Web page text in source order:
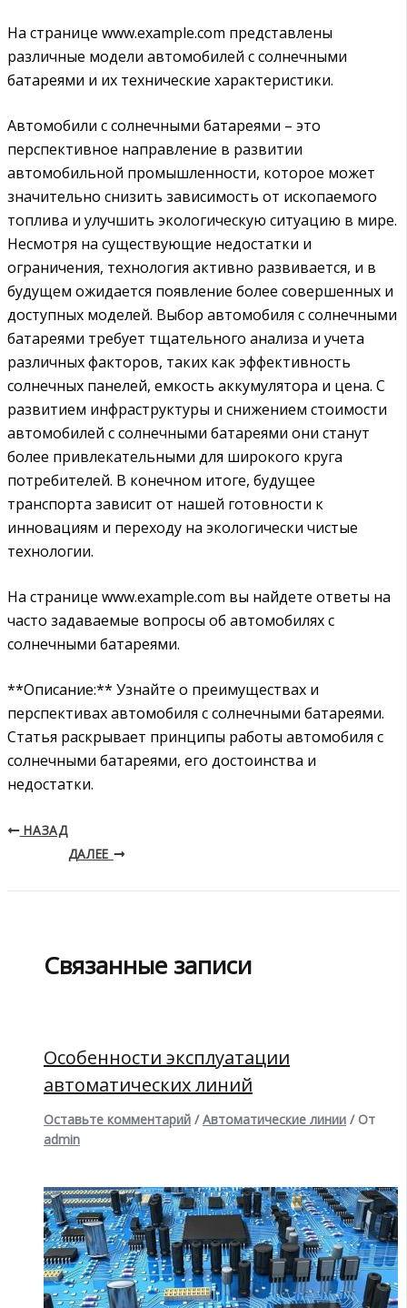
На странице www.example.com представлены
различные модели автомобилей с солнечными
батареями и их технические характеристики.
Автомобили с солнечными батареями – это
перспективное направление в развитии
автомобильной промышленности, которое может
значительно снизить зависимость от ископаемого
топлива и улучшить экологическую ситуацию в мире.
Несмотря на существующие недостатки и
ограничения, технология активно развивается, и в
будущем ожидается появление более совершенных и
доступных моделей. Выбор автомобиля с солнечными
батареями требует тщательного анализа и учета
различных факторов, таких как эффективность
солнечных панелей, емкость аккумулятора и цена. С
развитием инфраструктуры и снижением стоимости
автомобилей с солнечными батареями они станут
более привлекательными для широкого круга
потребителей. В конечном итоге, будущее
транспорта зависит от нашей готовности к
инновациям и переходу на экологически чистые
технологии.
На странице www.example.com вы найдете ответы на
часто задаваемые вопросы об автомобилях с
солнечными батареями.
**Описание:** Узнайте о преимуществах и
перспективах автомобиля с солнечными батареями.
Статья раскрывает принципы работы автомобиля с
солнечными батареями, его достоинства и
недостатки.
НАЗАД
ДАЛЕЕ
Связанные записи
Особенности эксплуатации
автоматических линий
Оставьте комментарий /Автоматические линии / От
admin